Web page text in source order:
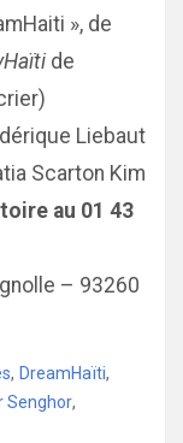
», de
de
Liebaut
Scarton Kim
au 01 43
– 93260
, DreamHaïti,
Senghor,